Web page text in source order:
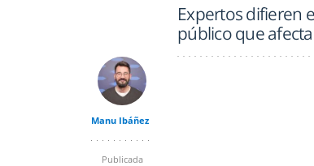
Expertos difieren
público que
Manu Ibáñez
Publicada